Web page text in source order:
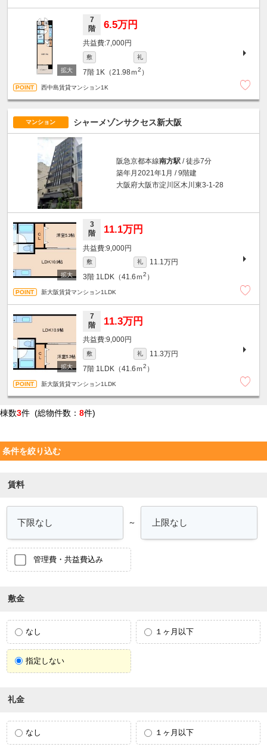
7
階
6.5万円
7,000円
敷 礼
7階 1K（21.98ｍ2 ）
西中島賃貸マンション1K
マンション シャーメゾンサクセス新大阪
阪急京都本線南方駅 / 徒歩7分
築年月2021年1月 / 9階建
大阪府大阪市淀川区木川東3-1-28
3
階
11.1万円
9,000円
敷 礼
11.1万円
3階 1LDK（41.6ｍ2 ）
新大阪賃貸マンション1LDK
7
階
11.3万円
9,000円
敷 礼
11.3万円
7階 1LDK（41.6ｍ2 ）
新大阪賃貸マンション1LDK
棟数3件 (総物件数： 8件)
条件を絞り込む
賃料
～
管理費・共益費込み
敷金
なし １ヶ月以下
指定しない
礼金
なし １ヶ月以下